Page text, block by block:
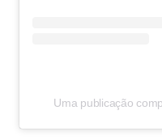
Uma publicação